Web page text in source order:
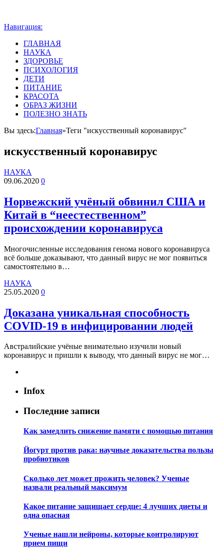
Навигация:
ГЛАВНАЯ
НАУКА
ЗДОРОВЬЕ
ПСИХОЛОГИЯ
ДЕТИ
ПИТАНИЕ
КРАСОТА
ОБРАЗ ЖИЗНИ
ПОЛЕЗНО ЗНАТЬ
Вы здесь:Главная»Теги "искусственный коронавирус"
искусственный коронавирус
НАУКА
09.06.2020 0
Норвежский учёный обвинил США и
Китай в “неестественном”
происхождении коронавируса
Многочисленные исследования генома нового коронавируса
всё больше доказывают, что данный вирус не мог появиться
самостоятельно в…
НАУКА
25.05.2020 0
Доказана уникальная способность
COVID-19 в инфицировании людей
Австралийские учёные внимательно изучили новый
коронавирус и пришли к выводу, что данный вирус не мог…
Infox
Последние записи
Как замедлить снижение памяти с помощью питания
Йогурт против рака: научные доказательства пользы
пробиотиков
Сколько лет может прожить человек? Ученые
назвали реальный максимум
Какое питание защищает сердце: 4 лучших диеты и
одна опасная
Ученые нашли нейроны, которые контролируют
прием пищи